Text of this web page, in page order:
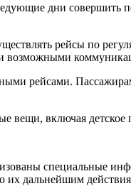
дни совершить
рейсы по
возможными
рейсами.
включая
специальные
их дальнейшим